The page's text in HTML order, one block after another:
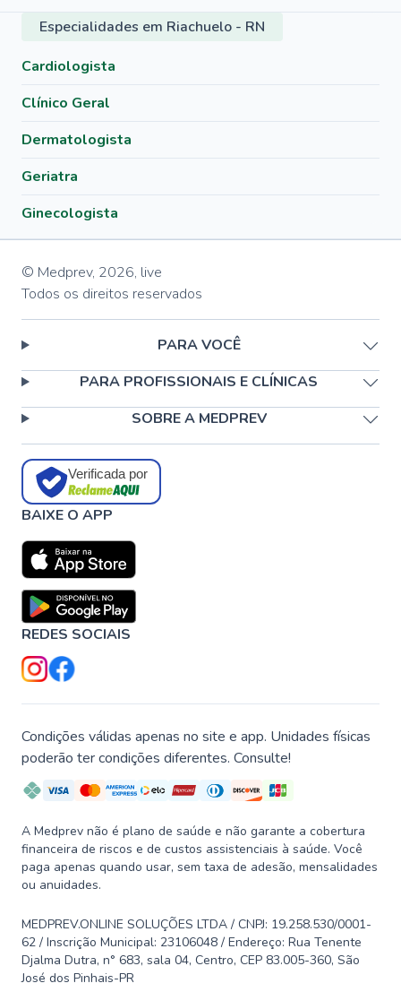
Especialidades em Riachuelo - RN
Cardiologista
Clínico Geral
Dermatologista
Geriatra
Ginecologista
© Medprev, 2026, live
Todos os direitos reservados
PARA VOCÊ
PARA PROFISSIONAIS E CLÍNICAS
SOBRE A MEDPREV
Verificada por
BAIXE O APP
REDES SOCIAIS
Condições válidas apenas no site e app. Unidades físicas
poderão ter condições diferentes. Consulte!
A Medprev não é plano de saúde e não garante a cobertura
financeira de riscos e de custos assistenciais à saúde. Você
paga apenas quando usar, sem taxa de adesão, mensalidades
ou anuidades.
MEDPREV.ONLINE SOLUÇÕES LTDA / CNPJ: 19.258.530/0001-
62 / Inscrição Municipal: 23106048 / Endereço: Rua Tenente
Djalma Dutra, n° 683, sala 04, Centro, CEP 83.005-360, São
José dos Pinhais-PR